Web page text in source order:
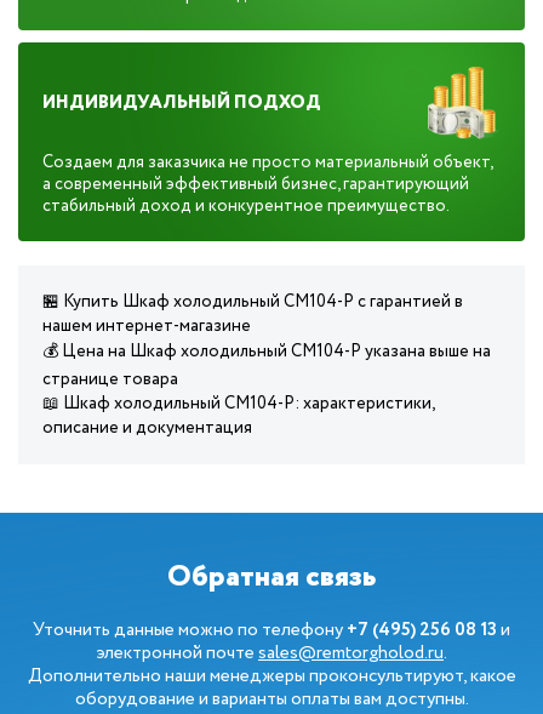
ИНДИВИДУАЛЬНЫЙ ПОДХОД
Создаем для заказчика не просто материальный объект,
а современный эффективный бизнес, гарантирующий
стабильный доход и конкурентное преимущество.
🏪 Купить Шкаф холодильный CM104-P с гарантией в
нашем интернет-магазине
💰 Цена на Шкаф холодильный CM104-P указана выше на
странице товара
📖 Шкаф холодильный CM104-P: характеристики,
описание и документация
Обратная связь
Уточнить данные можно по телефону+7 (495) 256 08 13и
электронной почтеsales@remtorgholod.ru.
Дополнительно наши менеджеры проконсультируют, какое
оборудование и варианты оплаты вам доступны.